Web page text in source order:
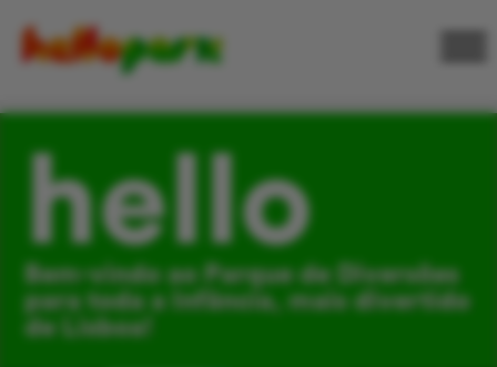
hello
Bem-vindo ao Parque de Diversões
para toda a Infância, mais divertido
de Lisboa!